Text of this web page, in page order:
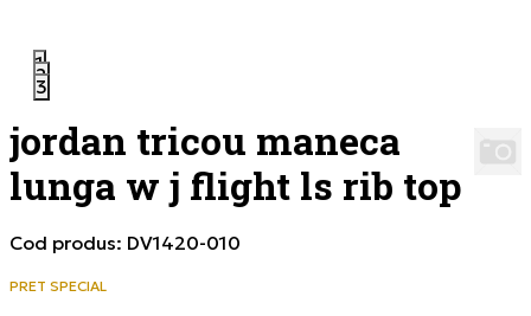
1
2
3
jordan tricou maneca
lunga w j flight ls rib top
Cod produs: DV1420-010
PRET SPECIAL